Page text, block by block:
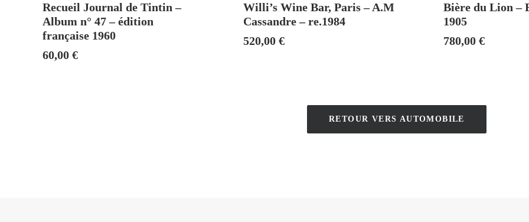
Recueil Journal de Tintin –
Album n° 47 – édition
française 1960
60,00 €
Willi’s Wine Bar, Paris – A.M
Cassandre – re.1984
520,00 €
Bière du Lion –
1905
780,00€
RETOUR VERS AUTOMOBILE